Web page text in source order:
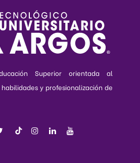
Superior orientada al
y profesionalización de